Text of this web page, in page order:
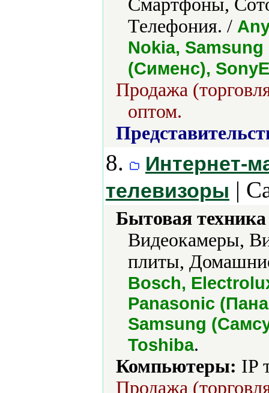
Смартфоны,
Телефония. /
Nokia,
(Сименс),
Продажа
оптом.
8.
Интернет-
телевизоры |
Бытовая
Видеокамеры,
плиты,
Bosch,
Panasonic
Samsung
Toshiba.
Компьютеры: IP
Продажа